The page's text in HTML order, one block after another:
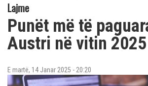
Lajme
Punët më të
Austri në vitin 2025
E martë, 14 Janar 2025 - 20:20